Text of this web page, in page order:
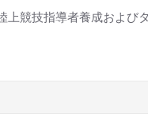
上競技指導者養成および